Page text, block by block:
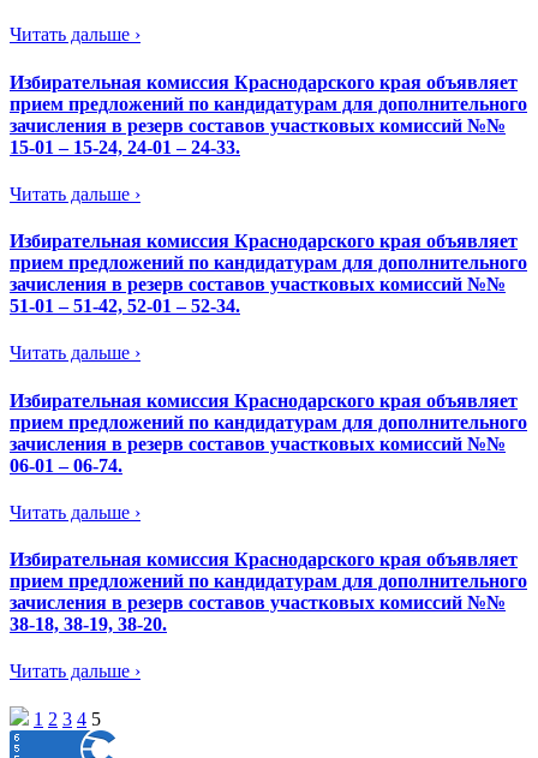
Читать дальше ›
Избирательная комиссия Краснодарского края объявляет
прием предложений по кандидатурам для дополнительного
зачисления в резерв составов участковых комиссий №№
15-01 – 15-24, 24-01 – 24-33.
Читать дальше ›
Избирательная комиссия Краснодарского края объявляет
прием предложений по кандидатурам для дополнительного
зачисления в резерв составов участковых комиссий №№
51-01 – 51-42, 52-01 – 52-34.
Читать дальше ›
Избирательная комиссия Краснодарского края объявляет
прием предложений по кандидатурам для дополнительного
зачисления в резерв составов участковых комиссий №№
06-01 – 06-74.
Читать дальше ›
Избирательная комиссия Краснодарского края объявляет
прием предложений по кандидатурам для дополнительного
зачисления в резерв составов участковых комиссий №№
38-18, 38-19, 38-20.
Читать дальше ›
1 2 3 4 5